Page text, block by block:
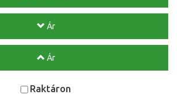
Ár
Ár
Raktáron